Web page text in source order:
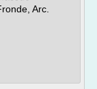
Arc.